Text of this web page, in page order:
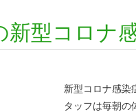
新型コロナ
新型コロナ感染
タッフは毎朝の